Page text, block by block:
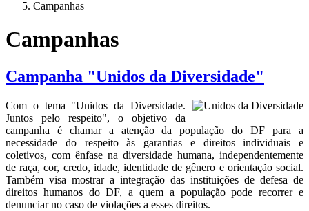
Campanhas
Campanhas
Campanha "Unidos da Diversidade"
Com o tema "Unidos da Diversidade.
Juntos pelo respeito", o objetivo da
campanha é chamar a atenção da população do DF para a
necessidade do respeito às garantias e direitos individuais e
coletivos, com ênfase na diversidade humana, independentemente
de raça, cor, credo, idade, identidade de gênero e orientação social.
Também visa mostrar a integração das instituições de defesa de
direitos humanos do DF, a quem a população pode recorrer e
denunciar no caso de violações a esses direitos.